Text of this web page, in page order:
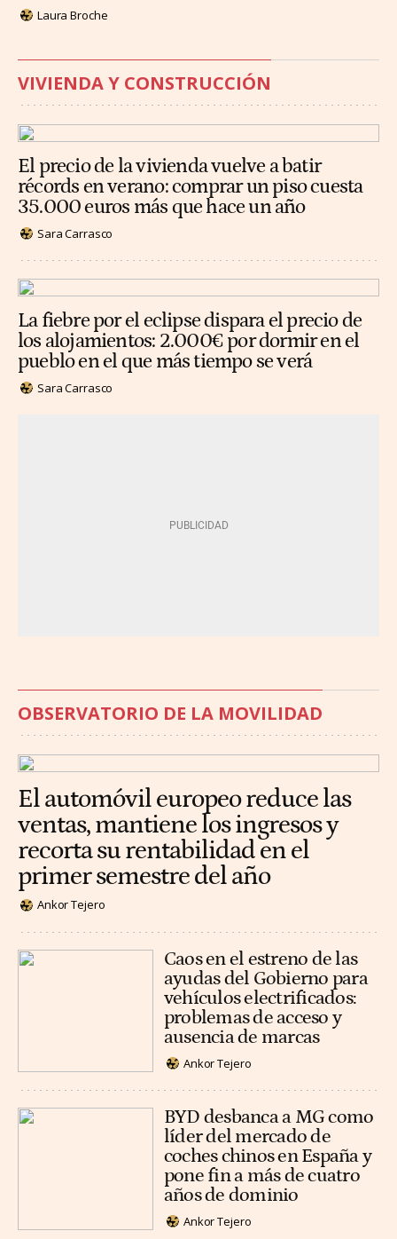
Laura Broche
VIVIENDA Y CONSTRUCCIÓN
El precio de la vivienda vuelve a batir
récords en verano: comprar un piso cuesta
35.000 euros más que hace un año
Sara Carrasco
La fiebre por el eclipse dispara el precio de
los alojamientos: 2.000€ por dormir en el
pueblo en el que más tiempo se verá
Sara Carrasco
OBSERVATORIO DE LA MOVILIDAD
El automóvil europeo reduce las
ventas, mantiene los ingresos y
recorta su rentabilidad en el
primer semestre del año
Ankor Tejero
Caos en el estreno de las
ayudas del Gobierno para
vehículos electrificados:
problemas de acceso y
ausencia de marcas
Ankor Tejero
BYD desbanca a MG como
líder del mercado de
coches chinos en España y
pone fin a más de cuatro
años de dominio
Ankor Tejero